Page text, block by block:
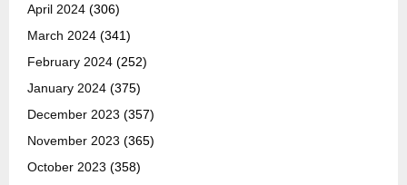
April 2024 (306)
March 2024 (341)
February 2024 (252)
January 2024 (375)
December 2023 (357)
November 2023 (365)
October 2023 (358)